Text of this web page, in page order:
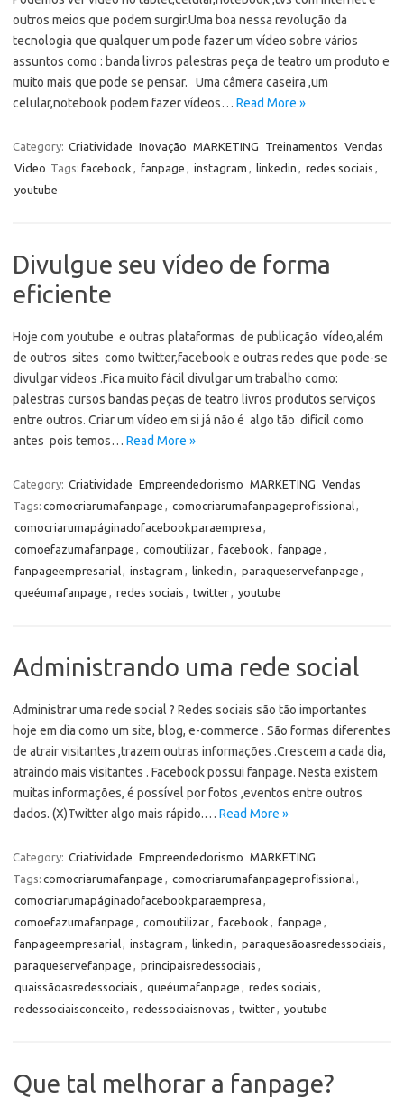
outros meios que podem surgir.Uma boa nessa revolução da
tecnologia que qualquer um pode fazer um vídeo sobre vários
assuntos como : banda livros palestras peça de teatro um produto e
muito mais que pode se pensar. Uma câmera caseira ,um
celular,notebook podem fazer vídeos… Read More »
Category: Criatividade Inovação MARKETING Treinamentos Vendas
Video Tags: facebook , fanpage , instagram , linkedin , redes sociais ,
youtube
Divulgue seu vídeo de forma
eficiente
Hoje com youtube e outras plataformas de publicação vídeo,além
de outros sites como twitter,facebook e outras redes que pode-se
divulgar vídeos .Fica muito fácil divulgar um trabalho como:
palestras cursos bandas peças de teatro livros produtos serviços
entre outros. Criar um vídeo em si já não é algo tão difícil como
antes pois temos… Read More »
Category: Criatividade Empreendedorismo MARKETING Vendas
Tags: comocriarumafanpage , comocriarumafanpageprofissional,
comocriarumapáginadofacebookparaempresa ,
comoefazumafanpage , comoutilizar, facebook , fanpage ,
fanpageempresarial, instagram , linkedin , paraqueservefanpage ,
queéumafanpage , redes sociais , twitter, youtube
Administrando uma rede social
Administrar uma rede social ? Redes sociais são tão importantes
hoje em dia como um site, blog, e-commerce . São formas diferentes
de atrair visitantes ,trazem outras informações .Crescem a cada dia,
atraindo mais visitantes . Facebook possui fanpage. Nesta existem
muitas informações, é possível por fotos ,eventos entre outros
dados. (X)Twitter algo mais rápido.… Read More »
Category: Criatividade Empreendedorismo MARKETING
Tags: comocriarumafanpage , comocriarumafanpageprofissional,
comocriarumapáginadofacebookparaempresa ,
comoefazumafanpage , comoutilizar, facebook , fanpage ,
fanpageempresarial, instagram , linkedin , paraquesãoasredessociais ,
paraqueservefanpage , principaisredessociais ,
quaissãoasredessociais , queéumafanpage , redes sociais ,
redessociaisconceito , redessociaisnovas , twitter, youtube
Que tal melhorar a fanpage?